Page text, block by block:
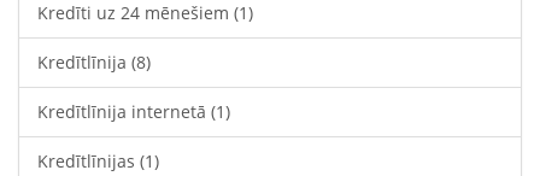
Kredīti uz 24 mēnešiem (1)
Kredītlīnija (8)
Kredītlīnija internetā (1)
Kredītlīnijas (1)